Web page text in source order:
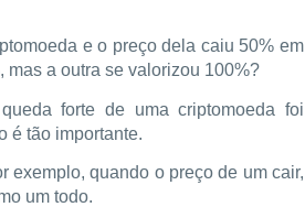
e o preço dela caiu 50% em
mas a outra se valorizou 100%?
forte de uma criptomoeda foi
é tão importante.
exemplo, quando o preço de um cair,
um todo.